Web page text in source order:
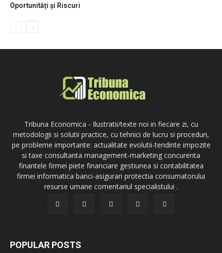
Oportunități și Riscuri
Tribuna Economica - Ilustratii/texte noi in fiecare zi, cu
metodologii si solutii practice, cu tehnici de lucru si proceduri,
pe probleme importante: actualitate evolutii-tendinte impozite
si taxe consultanta management-marketing concurenta
finantele firmei piete financiare gestiunea si contabilitatea
firmei informatica banci-asigurari protectia consumatorului
resurse umane comentariul specialistului .
POPULAR POSTS